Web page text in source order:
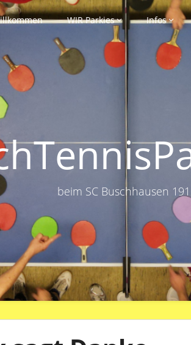
WIR Parkies Infos
beim SC Buschhausen